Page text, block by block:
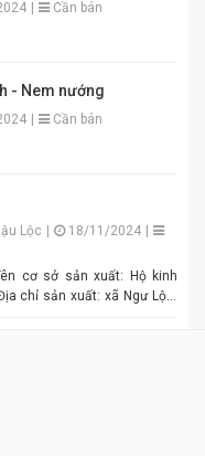
Cần bán
- Nem nướng
Cần bán
Lộc 18/11/2024
cơ sở sản xuất: Hộ kinh
chỉ sản xuất: xã Ngư Lộc,
đồng/tùy size